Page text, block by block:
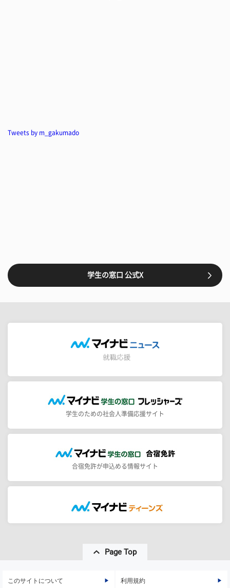
Tweets by m_gakumado
学生の窓口 公式X
学生のための社会人準備応援サイト
合宿免許が申込める情報サイト
Page Top
このサイトについて 利用規約